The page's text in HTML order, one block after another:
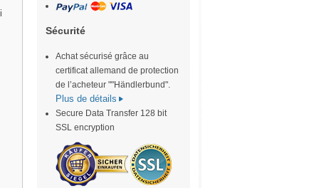
Sécurité
Achat sécurisé grâce au
certificat allemand de protection
de l’acheteur ""Händlerbund".
Plus de détails
Secure Data Transfer 128 bit
SSL encryption